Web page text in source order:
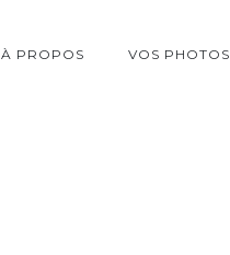
À PROPOS VOS PHOTOS